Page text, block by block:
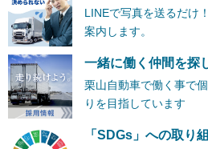
LINEで写真を送るだけ
案内します。
一緒に働く仲間を探
栗山自動車で働く事で
りを目指しています
「SDGs」への取り